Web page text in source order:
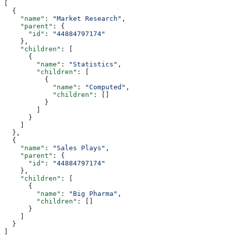
  {
    "name"
: "Market Research" ,
    "parent"
: {
      "id"
:
"44884797174"
    },
    "children"
: [
      {
        "name"
: "Statistics" ,
        "children"
: [
          {
            "name"
: "Computed" ,
            "children"
: []
          }
      }
  },
  {
    "name"
: "Sales Plays" ,
    "parent"
: {
      "id"
:
"44884797174"
    },
    "children"
: [
      {
        "name"
: "Big Pharma" ,
        "children"
: []
      }
  }